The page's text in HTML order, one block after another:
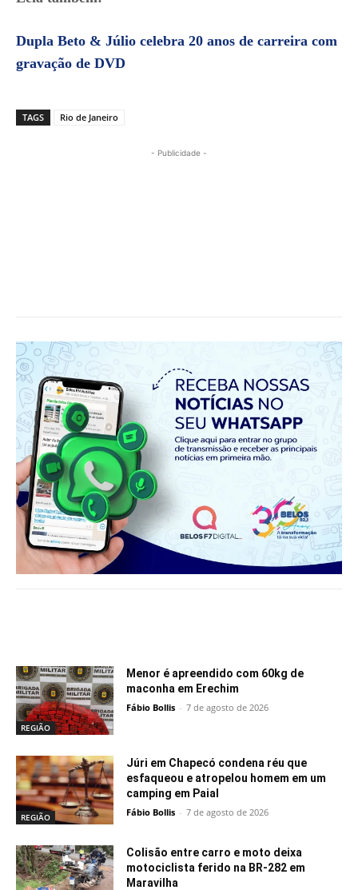
Dupla Beto & Júlio celebra 20 anos de carreira com
gravação de DVD
TAGS Rio de Janeiro
- Publicidade -
REGIÃO
Menor é apreendido com 60kg de
maconha em Erechim
Fábio Bollis - 7 de agosto de 2026
REGIÃO
Júri em Chapecó condena réu que
esfaqueou e atropelou homem em um
camping em Paial
Fábio Bollis - 7 de agosto de 2026
Colisão entre carro e moto deixa
motociclista ferido na BR-282 em
Maravilha